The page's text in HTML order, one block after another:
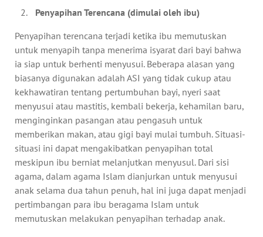
Penyapihan Terencana (dimulai oleh ibu)
Penyapihan terencana terjadi ketika ibu memutuskan
untuk menyapih tanpa menerima isyarat dari bayi bahwa
ia siap untuk berhenti menyusui. Beberapa alasan yang
biasanya digunakan adalah ASI yang tidak cukup atau
kekhawatiran tentang pertumbuhan bayi, nyeri saat
menyusui atau mastitis, kembali bekerja, kehamilan baru,
menginginkan pasangan atau pengasuh untuk
memberikan makan, atau gigi bayi mulai tumbuh. Situasi-
situasi ini dapat mengakibatkan penyapihan total
meskipun ibu berniat melanjutkan menyusul. Dari sisi
agama, dalam agama Islam dianjurkan untuk menyusui
anak selama dua tahun penuh, hal ini juga dapat menjadi
pertimbangan para ibu beragama Islam untuk
memutuskan melakukan penyapihan terhadap anak.